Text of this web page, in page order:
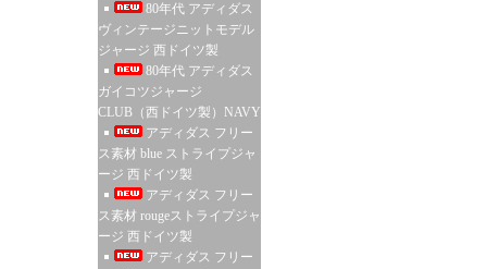
80年代 アディダス
ヴィンテージニットモデル
ジャージ 西ドイツ製
80年代 アディダス
ガイコツジャージ
CLUB（西ドイツ製）NAVY
アディダス フリー
ス素材 blue ストライプジャ
ージ 西ドイツ製
アディダス フリー
ス素材 rougeストライプジャ
ージ 西ドイツ製
アディダス フリー